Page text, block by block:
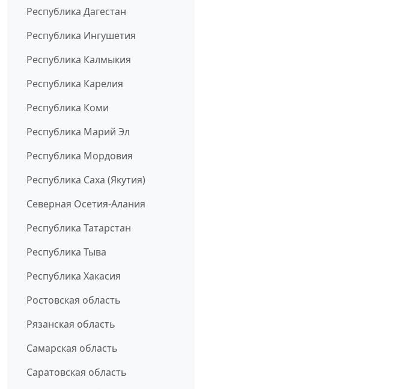
Республика Дагестан
Республика Ингушетия
Республика Калмыкия
Республика Карелия
Республика Коми
Республика Марий Эл
Республика Мордовия
Республика Саха (Якутия)
Северная Осетия-Алания
Республика Татарстан
Республика Тыва
Республика Хакасия
Ростовская область
Рязанская область
Самарская область
Саратовская область